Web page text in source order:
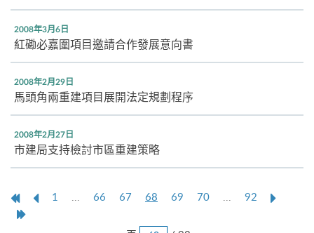
2008年3月6日
紅磡必嘉圍項目邀請合作發展意向書
2008年2月29日
馬頭角兩重建項目展開法定規劃程序
2008年2月27日
市建局支持檢討市區重建策略
第
一
上
1 ... 66 67 68 69 70 ... 92
Next
Last